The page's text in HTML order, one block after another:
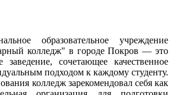
образовательное учреждение
колледж" в городе Покров — это
заведение, сочетающее качественное
подходом к каждому студенту.
колледж зарекомендовал себя как